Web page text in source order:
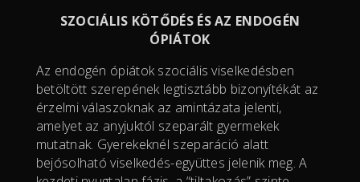
SZOCIÁLIS KÖTŐDÉS ÉS AZ ENDOGÉN
ÓPIÁTOK
Az endogén ópiátok szociális viselkedésben
betöltött szerepének legtisztább bizonyítékát az
érzelmi válaszoknak az amintázata jelenti,
amelyet az anyjuktól szeparált gyermekek
mutatnak. Gyerekeknél szeparáció alatt
bejósolható viselkedés-együttes jelenik meg. A